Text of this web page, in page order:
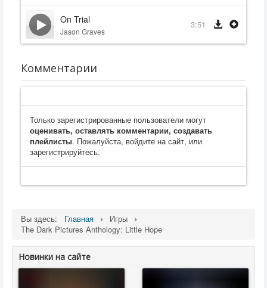
On Trial
Jason Graves
3:51
Комментарии
Только зарегистрированные пользователи могут
оценивать, оставлять комментарии, создавать
плейлисты. Пожалуйста, войдите на сайт, или
зарегистрируйтесь.
Вы здесь: Главная
Игры
The Dark Pictures Anthology: Little Hope
Новинки на сайте